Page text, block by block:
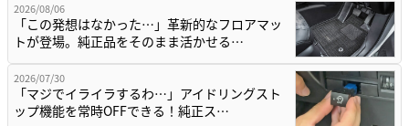
2026/08/06
「この発想はなかった…」革新的なフロアマッ
トが登場。純正品をそのまま活かせる…
2026/07/30
「マジでイライラするわ…」アイドリングスト
ップ機能を常時OFFできる！純正ス…